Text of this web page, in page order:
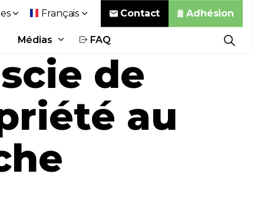
Médias FAQ
Français Contact Adhésion
de
au